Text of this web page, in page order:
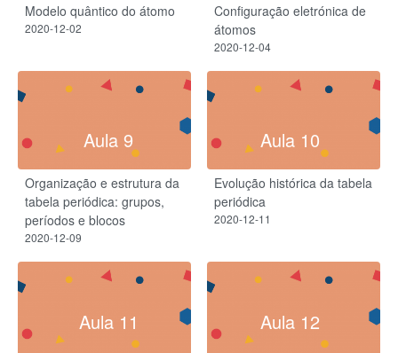
Modelo quântico do átomo
2020-12-02
Configuração eletrónica de
átomos
2020-12-04
Aula 9
Organização e estrutura da
tabela periódica: grupos,
períodos e blocos
2020-12-09
Aula 10
Evolução histórica da tabela
periódica
2020-12-11
Aula 11 Aula 12